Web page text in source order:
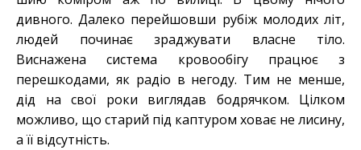
дивного. Далеко перейшовши рубіж молодих літ,
людей починає зраджувати власне тіло.
Виснажена система кровообігу працює з
перешкодами, як радіо в негоду. Тим не менше,
дід на свої роки виглядав бодрячком. Цілком
можливо, що старий під каптуром ховає не лисину,
а її відсутність.